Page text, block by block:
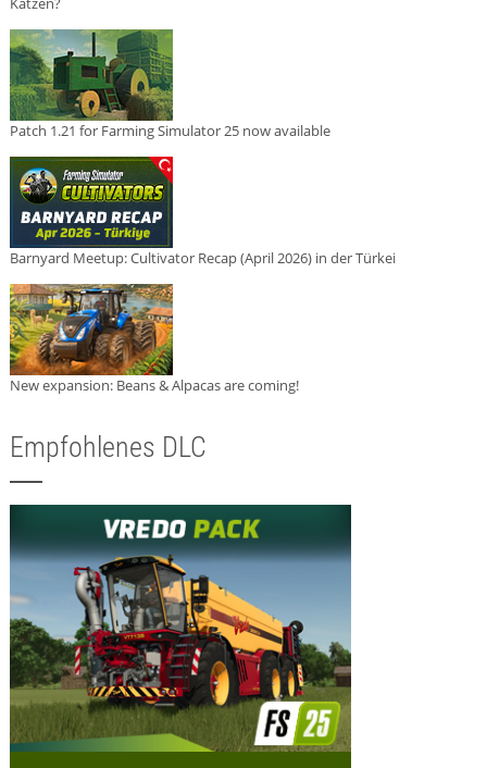
Patch 1.21 for Farming Simulator 25 now available
Barnyard Meetup: Cultivator Recap (April 2026) in der Türkei
New expansion: Beans & Alpacas are coming!
Empfohlenes DLC